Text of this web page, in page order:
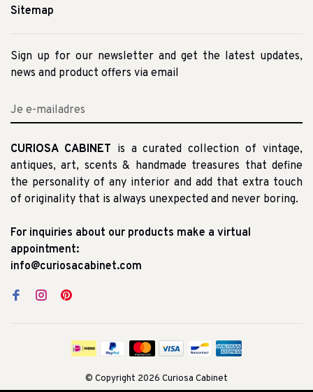
Sitemap
Sign up for our newsletter and get the latest updates,
news and product offers via email
CURIOSA CABINET is a curated collection of vintage,
antiques, art, scents & handmade treasures that define
the personality of any interior and add that extra touch
of originality that is always unexpected and never boring.
For inquiries about our products make a virtual
appointment:
info@curiosacabinet.com
© Copyright 2026 Curiosa Cabinet